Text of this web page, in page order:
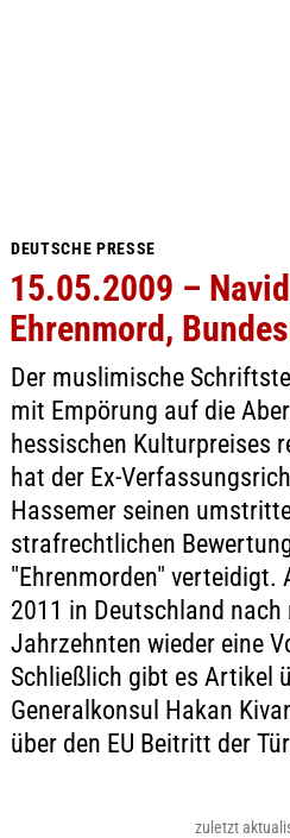
DEUTSCHE PRESSE
15.05.2009 –
Ehrenmord,
Der muslimische
mit Empörung auf die
hessischen Kulturpreises
hat der Ex-
Hassemer seinen
strafrechtlichen
"Ehrenmorden" verteidigt.
2011 in Deutschland nach
Jahrzehnten wieder eine
Schließlich gibt es Artikel
Generalkonsul Hakan
über den EU Beitritt der
zuletzt